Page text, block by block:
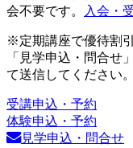
会不要です。
入会・
※定期講座で優待割
「見学申込・問合せ
て送信してください。
受講申込・予約
体験申込・予約
見学申込・問合せ